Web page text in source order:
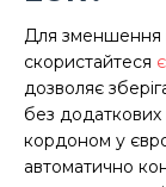
Для зменшення
скористайтеся
дозволяє
без додаткових
кордоном у
автоматично